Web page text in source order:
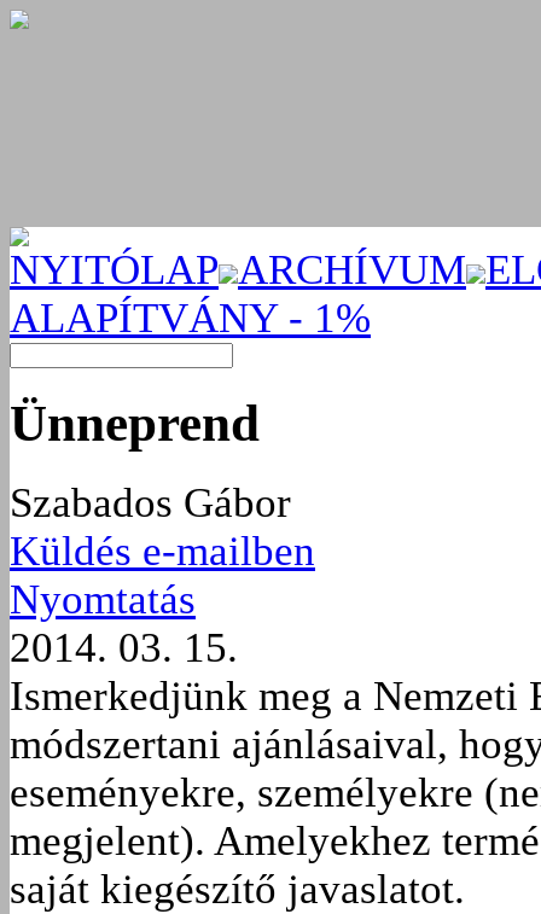
NYITÓLAP ARCHÍVUM
ALAPÍTVÁNY - 1%
Ünneprend
Szabados Gábor
Küldés e-mailben
Nyomtatás
2014. 03. 15.
Ismerkedjünk meg a
módszertani ajánlásaival,
eseményekre, személyekre
megjelent). Amelyekhez
saját kiegészítő javaslatot.